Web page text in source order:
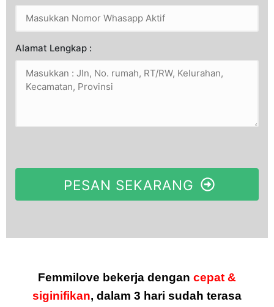
Alamat Lengkap :
PESAN SEKARANG
Femmilove bekerja dengan cepat &
siginifikan, dalam 3 hari sudah terasa